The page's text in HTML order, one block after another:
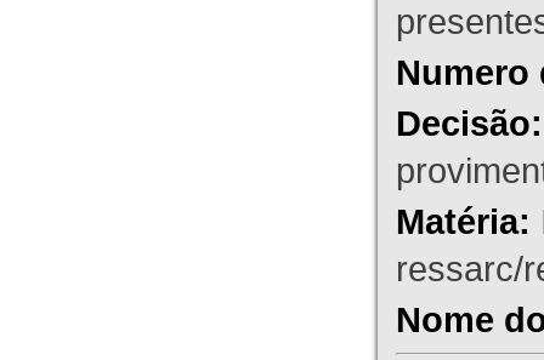
Numero
Decisão:
Matéria:
ressarc/
Nome